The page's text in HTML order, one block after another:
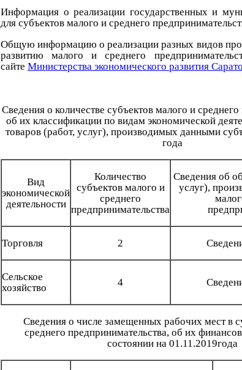
Информация о реализации государственных и
для субъектов малого и среднего
Общую информацию о реализации разных видов
развитию малого и среднего
сайте Министерства экономического развития
Сведения о количестве субъектов малого и
об их классификации по видам экономической
товаров (работ, услуг), производимых данными
года
Вид
экономической
деятельности
Количество
субъектов малого и
среднего
предпринимательства
Сведения об
услуг),
Торговля 2
Сельское
хозяйство
4
Сведения о числе замещенных рабочих мест в
среднего предпринимательства, об их
состоянии на 01.11.2019года